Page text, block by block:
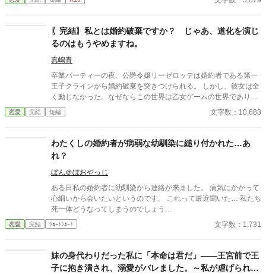
だ」 捨てられたはずの私は、気づけば滅びゆく祖国を背に、彼の
〖完結〗私とは婚約破棄ですか？ じゃあ、道化を演じ
るのはもうやめますね。
真嶋青
卒業パーティーの夜、公爵令嬢リーゼロッテは婚約者である第一
王子クラインから婚約破棄を突きつけられる。 しかし、彼女は全
く動じなかった。なぜならこの世界は乙女ゲームの世界であり、
今日この「断罪イベント」が起こることを前世の記憶から知って
いたからだ。 「私とは婚約破棄ですか？ 承知いたしました。―
拠と証人を次々と提示し、王子の言いがかりを公衆の面前で華麗
に論破していく。 ※カクヨム、小説家になろうにも掲載していま
す。
恋愛 完結 短編 文字数：10,683
わたくしの婚約者が病弱な幼馴染に縋り付かれた…あ
れ？
ぼん＠ぼおやっじ
ある日私の婚約者に幼馴染から連絡が来ました。 病気にかかって
心細いから会いたいというのです。 これって最近聞いた… 私たち
死一体どうなってしまうのでしょう…
恋愛 完結 ｼｮｰﾄｼｮｰﾄ 文字数：1,731
妹の身代わりだった私に「本命は君だ」――王宮前で王
子に抱き潰され、溺愛がバレました。～私が虐げられる